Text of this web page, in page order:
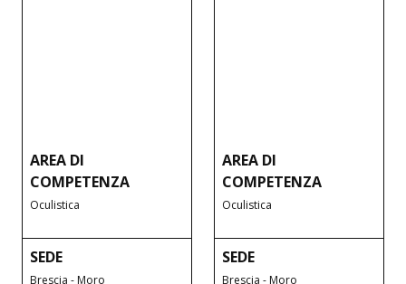
AREA DI
COMPETENZA
Oculistica
SEDE
Brescia - Moro
AREA DI
COMPETENZA
Oculistica
SEDE
Brescia - Moro